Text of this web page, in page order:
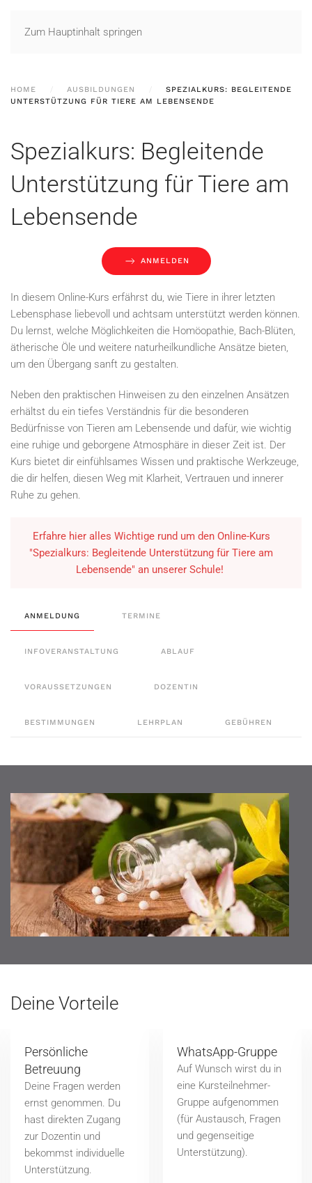
Zum Hauptinhalt springen
HOME AUSBILDUNGEN
SPEZIALKURS: BEGLEITENDE
UNTERSTÜTZUNG FÜR TIERE AM LEBENSENDE
Spezialkurs: Begleitende
Unterstützung für Tiere am
Lebensende
ANMELDEN
In diesem Online-Kurs erfährst du, wie Tiere in ihrer letzten
Lebensphase liebevoll und achtsam unterstützt werden können.
Du lernst, welche Möglichkeiten die Homöopathie, Bach-Blüten,
ätherische Öle und weitere naturheilkundliche Ansätze bieten,
um den Übergang sanft zu gestalten.
Neben den praktischen Hinweisen zu den einzelnen Ansätzen
erhältst du ein tiefes Verständnis für die besonderen
Bedürfnisse von Tieren am Lebensende und dafür, wie wichtig
eine ruhige und geborgene Atmosphäre in dieser Zeit ist. Der
Kurs bietet dir einfühlsames Wissen und praktische Werkzeuge,
die dir helfen, diesen Weg mit Klarheit, Vertrauen und innerer
Ruhe zu gehen.
Erfahre hier alles Wichtige rund um den Online-Kurs
"Spezialkurs: Begleitende Unterstützung für Tiere am
Lebensende" an unserer Schule!
ANMELDUNG TERMINE
INFOVERANSTALTUNG ABLAUF
VORAUSSETZUNGEN DOZENTIN
BESTIMMUNGEN LEHRPLAN GEBÜHREN
Deine Vorteile
Persönliche
Betreuung
Deine Fragen werden
ernst genommen. Du
hast direkten Zugang
zur Dozentin und
bekommst individuelle
Unterstützung.
WhatsApp-Gruppe
Auf Wunsch wirst du in
eine Kursteilnehmer-
Gruppe aufgenommen
(für Austausch, Fragen
und gegenseitige
Unterstützung).